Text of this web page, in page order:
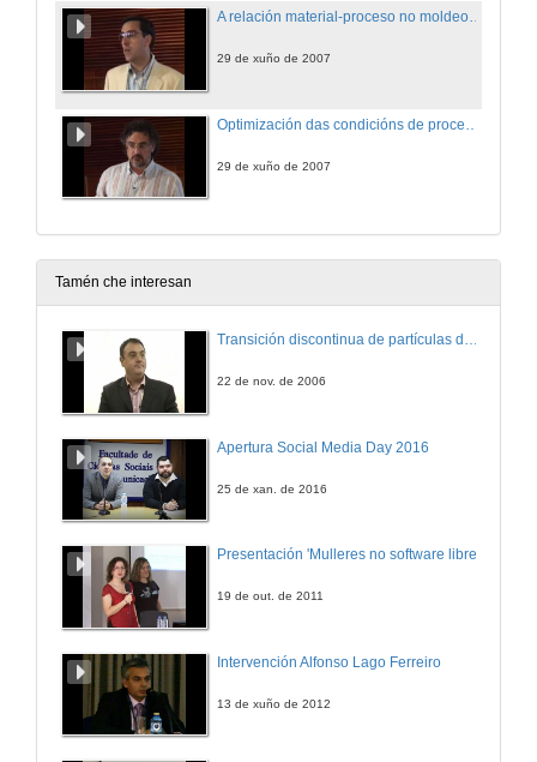
A relación material-proceso no moldeo por inxección de termoplásticos (2ª parte)
29 de xuño de 2007
29 de xuño de 2007
Tamén che interesan
Transición discontinua de partículas de microgel termosensible
22 de nov. de 2006
Apertura Social Media Day 2016
25 de xan. de 2016
Presentación 'Mulleres no software libre'
19 de out. de 2011
Intervención Alfonso Lago Ferreiro
13 de xuño de 2012